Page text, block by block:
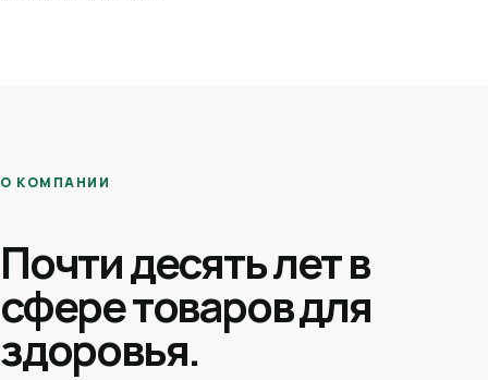
О КОМПАНИИ
Почти десять лет в
сфере товаров для
здоровья.